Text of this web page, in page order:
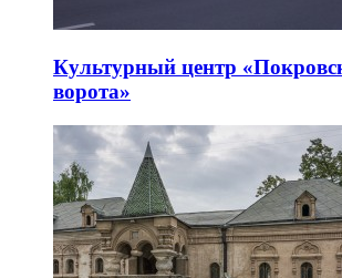
Культурный центр
ворота»